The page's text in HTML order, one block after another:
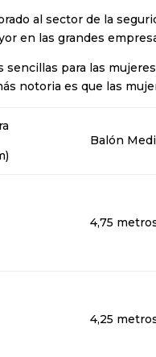
al sector de la
en las grandes
para las
notoria es que las
Balón
4,75
4,25